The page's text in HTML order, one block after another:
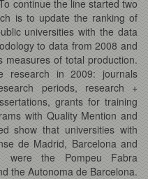
continue the line started two
is to update the ranking of
universities with the data
to data from 2008 and
measures of total production.
research in 2009: journals
periods, research +
grants for training
with Quality Mention and
show that universities with
de Madrid, Barcelona and
were the Pompeu Fabra
the Autonoma de Barcelona.